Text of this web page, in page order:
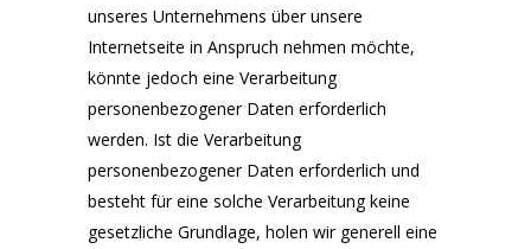
unseres Unternehmens über unsere
Internetseite in Anspruch nehmen möchte,
könnte jedoch eine Verarbeitung
personenbezogener Daten erforderlich
werden. Ist die Verarbeitung
personenbezogener Daten erforderlich und
besteht für eine solche Verarbeitung keine
gesetzliche Grundlage, holen wir generell eine